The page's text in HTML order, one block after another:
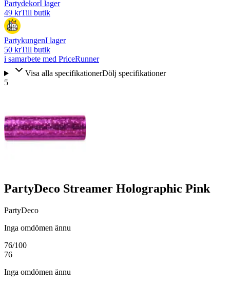
PartydekorI lager
49 krTill butik
PartykungenI lager
50 krTill butik
i samarbete med PriceRunner
Visa alla specifikationerDölj specifikationer
5
PartyDeco Streamer Holographic Pink
PartyDeco
Inga omdömen ännu
76/100
76
Inga omdömen ännu